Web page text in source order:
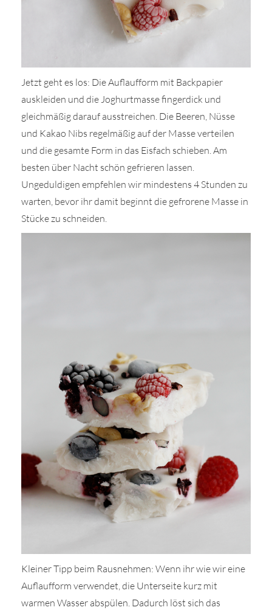
Jetzt geht es los: Die Auflaufform mit Backpapier
auskleiden und die Joghurtmasse fingerdick und
gleichmäßig darauf ausstreichen. Die Beeren, Nüsse
und Kakao Nibs regelmäßig auf der Masse verteilen
und die gesamte Form in das Eisfach schieben. Am
besten über Nacht schön gefrieren lassen.
Ungeduldigen empfehlen wir mindestens 4 Stunden zu
warten, bevor ihr damit beginnt die gefrorene Masse in
Stücke zu schneiden.
Kleiner Tipp beim Rausnehmen: Wenn ihr wie wir eine
Auflaufform verwendet, die Unterseite kurz mit
warmen Wasser abspülen. Dadurch löst sich das